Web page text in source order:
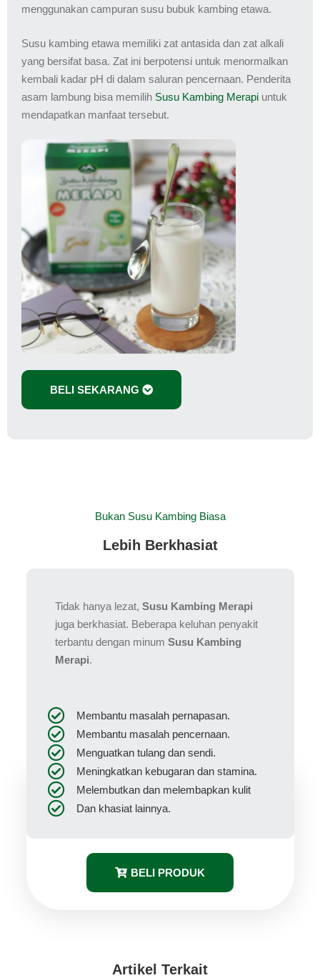
menggunakan campuran susu bubuk kambing etawa.
Susu kambing etawa memiliki zat antasida dan zat alkali
yang bersifat basa. Zat ini berpotensi untuk menormalkan
kembali kadar pH di dalam saluran pencernaan. Penderita
asam lambung bisa memilih Susu Kambing Merapi untuk
mendapatkan manfaat tersebut.
BELI SEKARANG
Bukan Susu Kambing Biasa
Lebih Berkhasiat
Tidak hanya lezat, Susu Kambing Merapi
juga berkhasiat. Beberapa keluhan penyakit
terbantu dengan minum Susu Kambing
Merapi.
Membantu masalah pernapasan.
Membantu masalah pencernaan.
Menguatkan tulang dan sendi.
Meningkatkan kebugaran dan stamina.
Melembutkan dan melembapkan kulit
Dan khasiat lainnya.
BELI PRODUK
Artikel Terkait